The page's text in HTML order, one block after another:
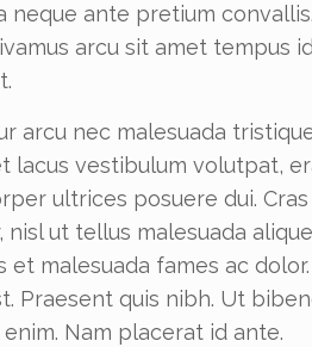
neque ante pretium
arcu sit amet tempus
arcu nec malesuada
lacus vestibulum volutpat,
ultrices posuere dui.
nisl ut tellus malesuada
et malesuada fames ac
Praesent quis nibh. Ut
Nam placerat id ante.